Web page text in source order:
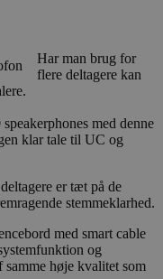
Har man brug for
flere deltagere kan
med denne
klar tale til UC og
er tæt på de
stemmeklarhed.
med smart cable
og
høje kvalitet som
af siden til at
fungerer ikke
/
Udløb Beskrivelse
weeks
2
days
is used by
Cookie-
Script.com
remember
visitor
cookie
consent